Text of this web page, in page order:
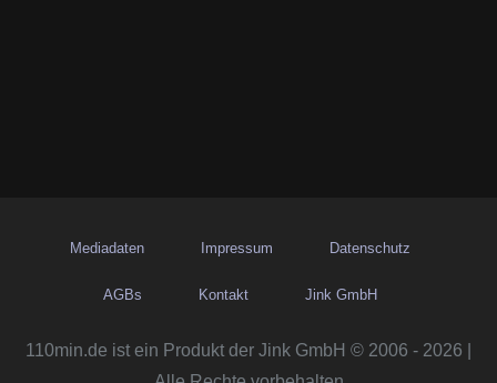
Mediadaten Impressum Datenschutz
AGBs Kontakt Jink GmbH
110min.de ist ein Produkt der Jink GmbH © 2006 - 2026 |